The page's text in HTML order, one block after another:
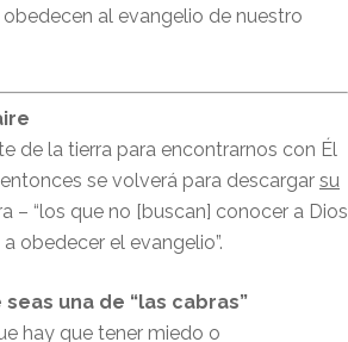
al evangelio de nuestro
de la tierra para encontrarnos con Él
entonces se volverá para descargar su
– “los que no [buscan] conocer a Dios
obedecer el evangelio”.
una de “las cabras”
hay que tener miedo o